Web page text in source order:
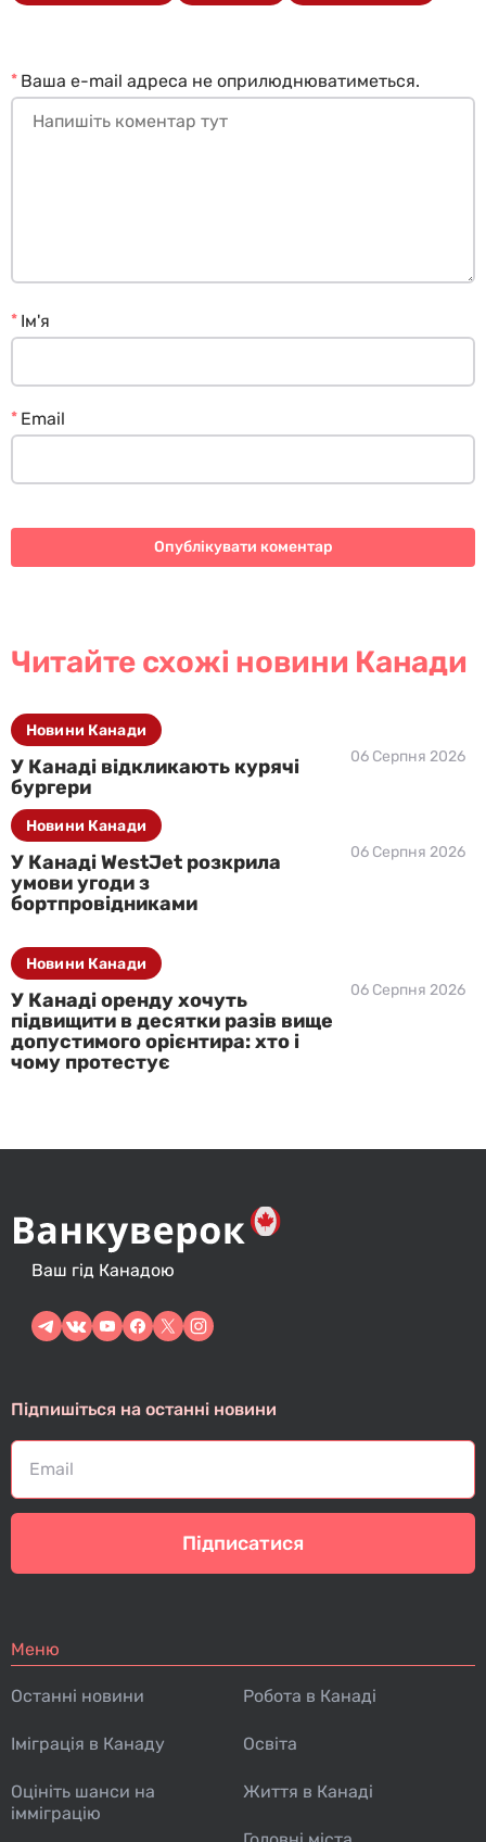
Ваша e-mail адреса не оприлюднюватиметься.
*
Ім'я
*
Email
*
Читайте схожі новини Канади
У Канаді відкликають курячі
бургери
06 Серпня 2026
Новини Канади
У Канаді WestJet розкрила
умови угоди з
бортпровідниками
06 Серпня 2026
Новини Канади
У Канаді оренду хочуть
підвищити в десятки разів вище
допустимого орієнтира: хто і
чому протестує
06 Серпня 2026
Новини Канади
Ваш гід Канадою
Підпишіться на останні новини
Підписатися
Меню
Останні новини
Іміграція в Канаду
Оцініть шанси на
імміграцію
Робота в Канаді
Освіта
Життя в Канаді